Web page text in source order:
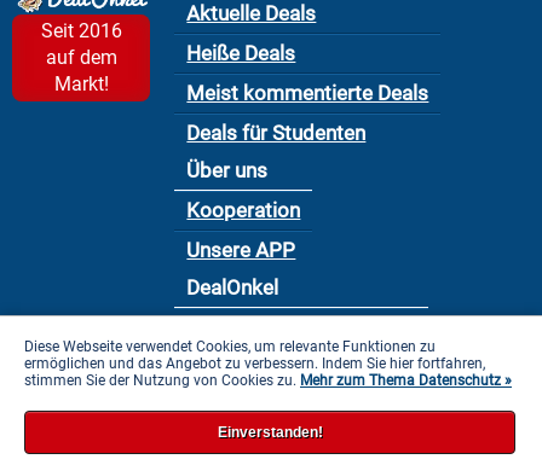
Seit 2016
auf dem
Markt!
Aktuelle Deals
Heiße Deals
Meist kommentierte Deals
Deals für Studenten
Über uns
Kooperation
Unsere APP
DealOnkel
Datenschutzbestimmung
Impressum
Diese Webseite verwendet Cookies, um relevante Funktionen zu
ermöglichen und das Angebot zu verbessern. Indem Sie hier fortfahren,
stimmen Sie der Nutzung von Cookies zu. Mehr zum Thema Datenschutz »